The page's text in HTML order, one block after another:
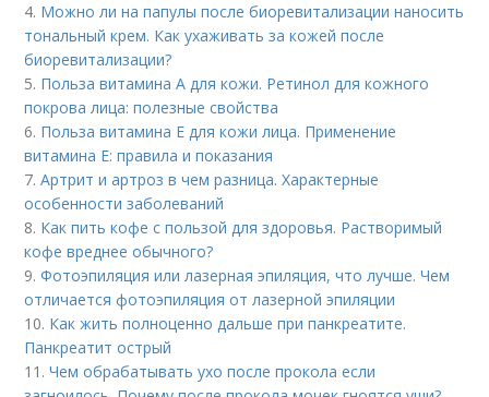
4. Можно ли на папулы после биоревитализации наносить
тональный крем. Как ухаживать за кожей после
биоревитализации?
5. Польза витамина А для кожи. Ретинол для кожного
покрова лица: полезные свойства
6. Польза витамина Е для кожи лица. Применение
витамина E: правила и показания
7.Артрит и артроз в чем разница. Характерные
особенности заболеваний
8. Как пить кофе с пользой для здоровья. Растворимый
кофе вреднее обычного?
9.Фотоэпиляция или лазерная эпиляция, что лучше. Чем
отличается фотоэпиляция от лазерной эпиляции
10. Как жить полноценно дальше при панкреатите.
Панкреатит острый
11.Чем обрабатывать ухо после прокола если